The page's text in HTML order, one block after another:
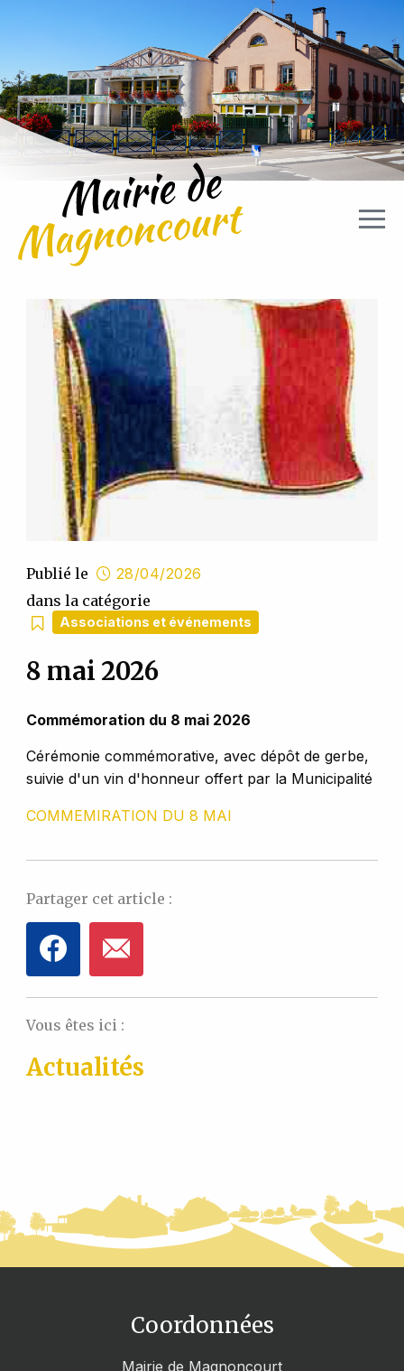
Publié le
28/04/2026
dans la catégorie
Associations et événements
8 mai 2026
Commémoration du 8 mai 2026
Cérémonie commémorative, avec dépôt de gerbe,
suivie d'un vin d'honneur offert par la Municipalité
COMMEMIRATION DU 8 MAI
Partager cet article :
Vous êtes ici :
Actualités
Coordonnées
Mairie de Magnoncourt